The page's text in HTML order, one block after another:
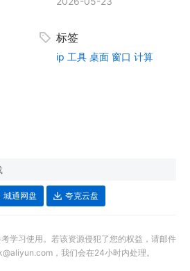
标签
ip 工具 桌面 窗口 计算
城通网盘 夸克云盘
学习使用。若该资源侵犯了您的权益，请邮件
，我们会在24小时内处理。